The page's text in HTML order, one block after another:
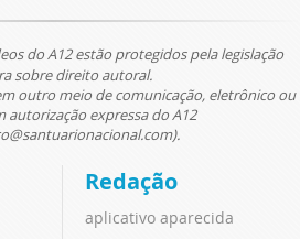
do A12 estão protegidos pela legislação
sobre direito autoral.
outro meio de comunicação, eletrônico ou
autorização expressa do A12
Redação
aplicativo aparecida